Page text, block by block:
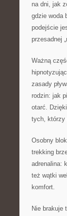
na dni, jak
gdzie woda
podejście
przesadnej
Ważną
zasady
rodzin: jak
otarć.
tych, którzy
Osobny
trekking
adrenalina:
też wątki
komfort.
Nie brakuje